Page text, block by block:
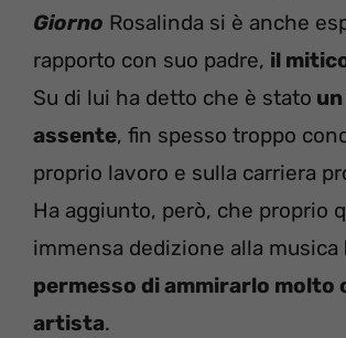
Giorno Rosalinda si è anche
rapporto con suo padre, il
Su di lui ha detto che è stato
assente, fin spesso troppo
proprio lavoro e sulla carriera
Ha aggiunto, però, che proprio
immensa dedizione alla musica
permesso di ammirarlo molto
artista.